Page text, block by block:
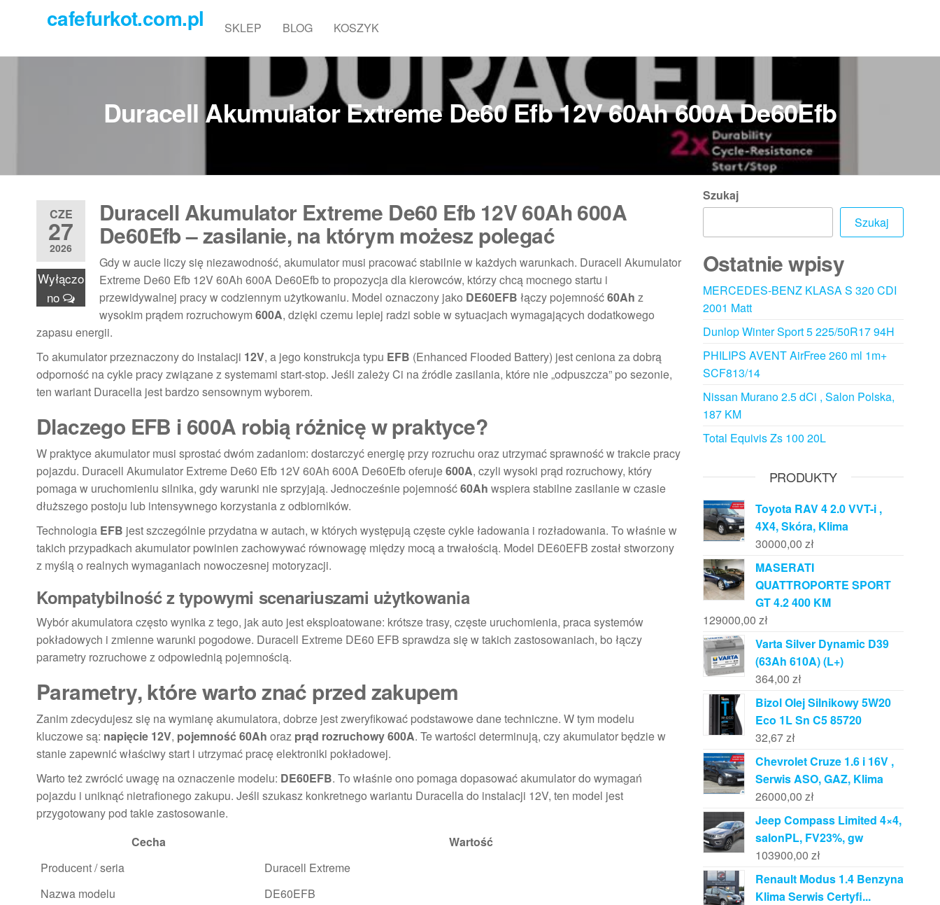
cafefurkot.com.pl SKLEP BLOG KOSZYK
Duracell Akumulator Extreme De60 Efb 12V 60Ah 600A De60Efb
CZE
27
2026
Wyłączo
no
Duracell Akumulator Extreme De60 Efb 12V 60Ah 600A
De60Efb – zasilanie, na którym możesz polegać
Gdy w aucie liczy się niezawodność, akumulator musi pracować stabilnie w każdych warunkach. Duracell Akumulator
Extreme De60 Efb 12V 60Ah 600A De60Efb to propozycja dla kierowców, którzy chcą mocnego startu i
przewidywalnej pracy w codziennym użytkowaniu. Model oznaczony jako DE60EFB łączy pojemność60Ah z
wysokim prądem rozruchowym 600A, dzięki czemu lepiej radzi sobie w sytuacjach wymagających dodatkowego
zapasu energii.
To akumulator przeznaczony do instalacji 12V, a jego konstrukcja typu EFB (Enhanced Flooded Battery) jest ceniona za dobrą
odporność na cykle pracy związane z systemami start-stop. Jeśli zależy Ci na źródle zasilania, które nie „odpuszcza” po sezonie,
ten wariant Duracella jest bardzo sensownym wyborem.
Dlaczego EFB i 600A robią różnicę w praktyce?
W praktyce akumulator musi sprostać dwóm zadaniom: dostarczyć energię przy rozruchu oraz utrzymać sprawność w trakcie pracy
pojazdu. Duracell Akumulator Extreme De60 Efb 12V 60Ah 600A De60Efb oferuje600A, czyli wysoki prąd rozruchowy, który
pomaga w uruchomieniu silnika, gdy warunki nie sprzyjają. Jednocześnie pojemność60Ah wspiera stabilne zasilanie w czasie
dłuższego postoju lub intensywnego korzystania z odbiorników.
Technologia EFB jest szczególnie przydatna w autach, w których występują częste cykle ładowania i rozładowania. To właśnie w
takich przypadkach akumulator powinien zachowywać równowagę między mocą a trwałością. Model DE60EFB został stworzony
z myślą o realnych wymaganiach nowoczesnej motoryzacji.
Kompatybilność z typowymi scenariuszami użytkowania
Wybór akumulatora często wynika z tego, jak auto jest eksploatowane: krótsze trasy, częste uruchomienia, praca systemów
pokładowych i zmienne warunki pogodowe. Duracell Extreme DE60 EFB sprawdza się w takich zastosowaniach, bo łączy
parametry rozruchowe z odpowiednią pojemnością.
Parametry, które warto znać przed zakupem
Zanim zdecydujesz się na wymianę akumulatora, dobrze jest zweryfikować podstawowe dane techniczne. W tym modelu
kluczowe są: napięcie 12V, pojemność 60Ah oraz prąd rozruchowy 600A. Te wartości determinują, czy akumulator będzie w
stanie zapewnić właściwy start i utrzymać pracę elektroniki pokładowej.
Warto też zwrócić uwagę na oznaczenie modelu: DE60EFB. To właśnie ono pomaga dopasować akumulator do wymagań
pojazdu i uniknąć nietrafionego zakupu. Jeśli szukasz konkretnego wariantu Duracella do instalacji 12V, ten model jest
przygotowany pod takie zastosowanie.
Cecha
Wartość
Producent / seria
Duracell Extreme
Nazwa modelu
DE60EFB
Szukaj
Szukaj
Ostatnie wpisy
MERCEDES-BENZ KLASA S 320 CDI
2001 Matt
Dunlop Winter Sport 5 225/50R17 94H
PHILIPS AVENT AirFree 260 ml 1m+
SCF813/14
Nissan Murano 2.5 dCi , Salon Polska,
187 KM
Total Equivis Zs 100 20L
PRODUKTY
Toyota RAV 4 2.0 VVT-i ,
4X4, Skóra, Klima
30000,00 zł
MASERATI
QUATTROPORTE SPORT
GT 4.2 400 KM
129000,00 zł
Varta Silver Dynamic D39
(63Ah 610A) (L+)
364,00 zł
Bizol Olej Silnikowy 5W20
Eco 1L Sn C5 85720
32,67zł
Chevrolet Cruze 1.6 i 16V ,
Serwis ASO, GAZ, Klima
26000,00 zł
Jeep Compass Limited 4×4,
salonPL, FV23%, gw
103900,00 zł
Renault Modus 1.4 Benzyna
Klima Serwis Certyfi...